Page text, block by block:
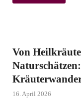
Von
16. April 2026